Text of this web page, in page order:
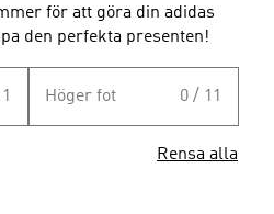
för att göra din adidas
den perfekta presenten!
Höger fot 0 / 11
Rensa alla